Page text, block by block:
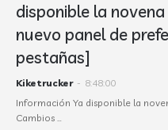
disponible la
nuevo panel de
pestañas]
Kiketrucker - 8:48:00
Información Ya disponible la
Cambios …